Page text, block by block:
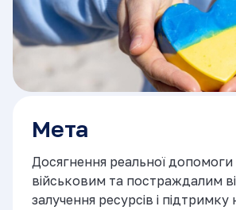
Мета
Досягнення реальної
військовим та постраждалим
залучення ресурсів і